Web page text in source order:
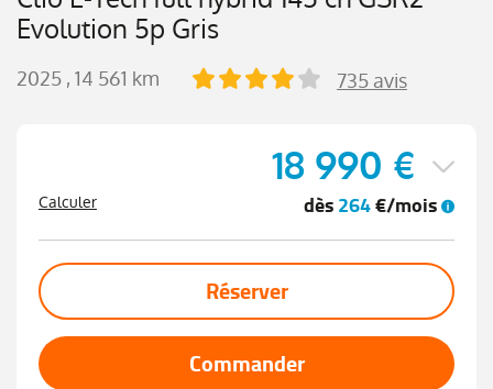
Evolution 5p Gris
2025 , 14 561 km 735 avis
Calculer
18 990 €
dès264€/mois
Réserver
Commander